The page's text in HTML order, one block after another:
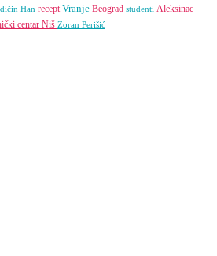
Han receptVranje Beograd studenti Aleksinac
centar Niš Zoran Perišić